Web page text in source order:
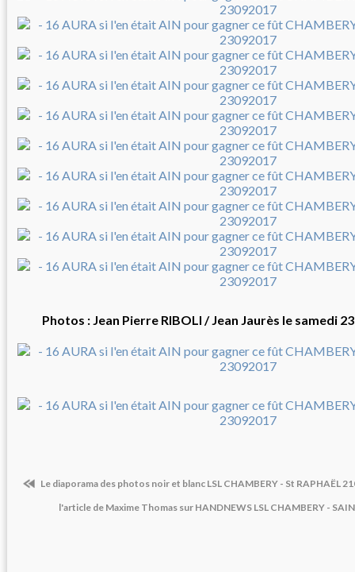
Photos : Jean Pierre RIBOLI / Jean Jaurès le samedi
Le diaporama des photos noir et blanc LSL CHAMBERY - St RAPHAËL
l'article de Maxime Thomas sur HANDNEWS LSL CHAMBERY -